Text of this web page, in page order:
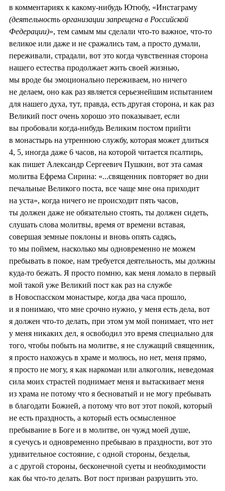
в комментариях к какому-нибудь Ютюбу, «Инстаграму
(деятельность организации запрещена в Российской
Федерации)», тем самым мы сделали что-то важное, что-то
великое или даже и не сражались там, а просто думали,
переживали, страдали, вот это когда чувственная сторона
нашего естества продолжает жить своей жизнью,
мы вроде бы эмоционально переживаем, но ничего
не делаем, оно как раз является серьезнейшим испытанием
для нашего духа, тут, правда, есть другая сторона, и как раз
Великий пост очень хорошо это показывает, если
вы пробовали когда-нибудь Великим постом прийти
в монастырь на утреннюю службу, которая может длиться
4, 5, иногда даже 6 часов, на которой читается псалтирь,
как пишет Александр Сергеевич Пушкин, вот эта самая
молитва Ефрема Сирина: «...священник повторяет во дни
печальные Великого поста, все чаще мне она приходит
на уста», когда ничего не происходит пять часов,
ты должен даже не обязательно стоять, ты должен сидеть,
слушать слова молитвы, время от времени вставая,
совершая земные поклоны и вновь опять садясь,
то мы поймем, насколько мы одновременно не можем
пребывать в покое, нам требуется деятельность, мы должны
куда-то бежать. Я просто помню, как меня ломало в первый
мой такой уже Великий пост как раз на службе
в Новоспасском монастыре, когда два часа прошло,
и я понимаю, что мне срочно нужно, у меня есть дела, вот
я должен что-то делать, при этом ум мой понимает, что нет
у меня никаких дел, я освободил это время специально для
того, чтобы побыть на молитве, я не служащий священник,
я просто нахожусь в храме и молюсь, но нет, меня прямо,
я просто не могу, я как наркоман или алкоголик, неведомая
сила моих страстей поднимает меня и вытаскивает меня
из храма не потому что я бесноватый и не могу пребывать
в благодати Божией, а потому что вот этот покой, который
не есть праздность, а который есть осмысленное
пребывание в Боге и в молитве, он чужд моей душе,
я суечусь и одновременно пребываю в праздности, вот это
удивительное состояние, с одной стороны, безделья,
а с другой стороны, бесконечной суеты и необходимости
как бы что-то делать. Вот пост призван разрушить это.